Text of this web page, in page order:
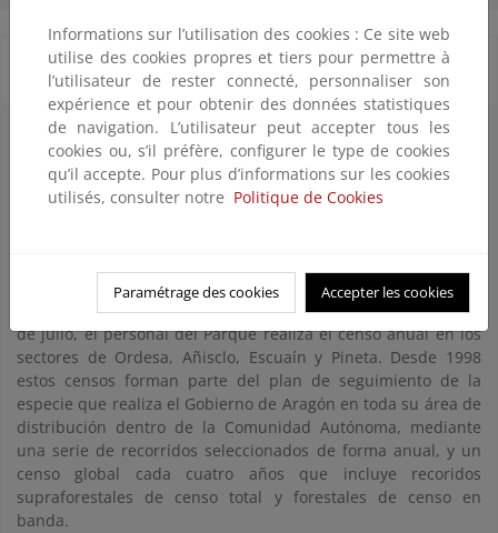
Seguimiento del rebeco (Rupicapra pyrenaica)
El rebeco, conocido como sarrio en el Pirneo Central, es el
protagonista por excelencia en estas montañas. La escasez de
predadores y su adaptación a las duras condiciones
climáticas han asegurado su supervivencia. En la Faja de
hasta 7,5 km, y altitudinales de 600 m.
Todos los años desde 1986, entre finales de junio y principios
de julio, el personal del Parque realiza el censo anual en los
sectores de Ordesa, Añisclo, Escuaín y Pineta. Desde 1998
estos censos forman parte del plan de seguimiento de la
especie que realiza el Gobierno de Aragón en toda su área de
distribución dentro de la Comunidad Autónoma, mediante
una serie de recorridos seleccionados de forma anual, y un
censo global cada cuatro años que incluye recoridos
supraforestales de censo total y forestales de censo en
banda.
Informations sur l’utilisation des cookies : Ce site web
utilise des cookies propres et tiers pour permettre à
l’utilisateur de rester connecté, personnaliser son
expérience et pour obtenir des données statistiques
de navigation. L’utilisateur peut accepter tous les
cookies ou, s’il préfère, configurer le type de cookies
qu’il accepte. Pour plus d’informations sur les cookies
utilisés, consulter notre Politique de Cookies
Paramétrage des cookies Accepter les cookies